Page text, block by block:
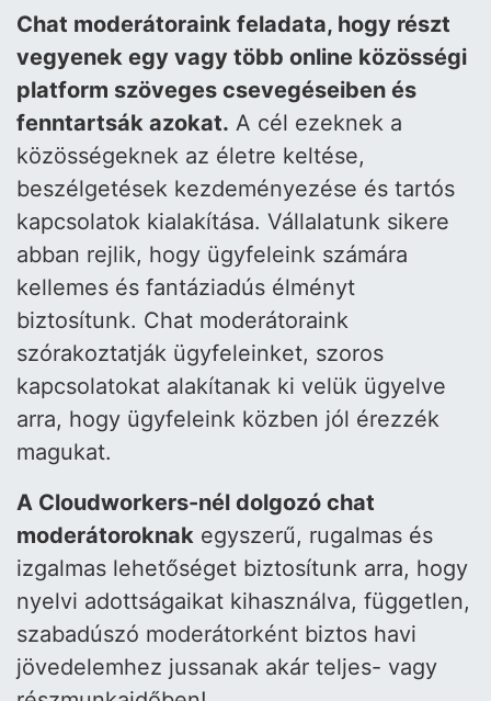
Chat moderátoraink feladata, hogy részt
vegyenek egy vagy több online közösségi
platform szöveges csevegéseiben és
fenntartsák azokat. A cél ezeknek a
közösségeknek az életre keltése,
beszélgetések kezdeményezése és tartós
kapcsolatok kialakítása. Vállalatunk sikere
abban rejlik, hogy ügyfeleink számára
kellemes és fantáziadús élményt
biztosítunk. Chat moderátoraink
szórakoztatják ügyfeleinket, szoros
kapcsolatokat alakítanak ki velük ügyelve
arra, hogy ügyfeleink közben jól érezzék
magukat.
A Cloudworkers-nél dolgozó chat
moderátoroknak egyszerű, rugalmas és
izgalmas lehetőséget biztosítunk arra, hogy
nyelvi adottságaikat kihasználva, független,
szabadúszó moderátorként biztos havi
jövedelemhez jussanak akár teljes- vagy